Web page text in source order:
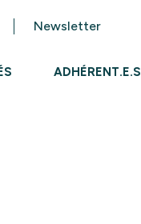
Newsletter
ADHÉRENT.E.S